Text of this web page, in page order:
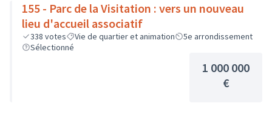
155 - Parc de la Visitation : vers un nouveau
lieu d'accueil associatif
338 votes Vie de quartier et animation
5e arrondissement
Sélectionné
1 000 000
€